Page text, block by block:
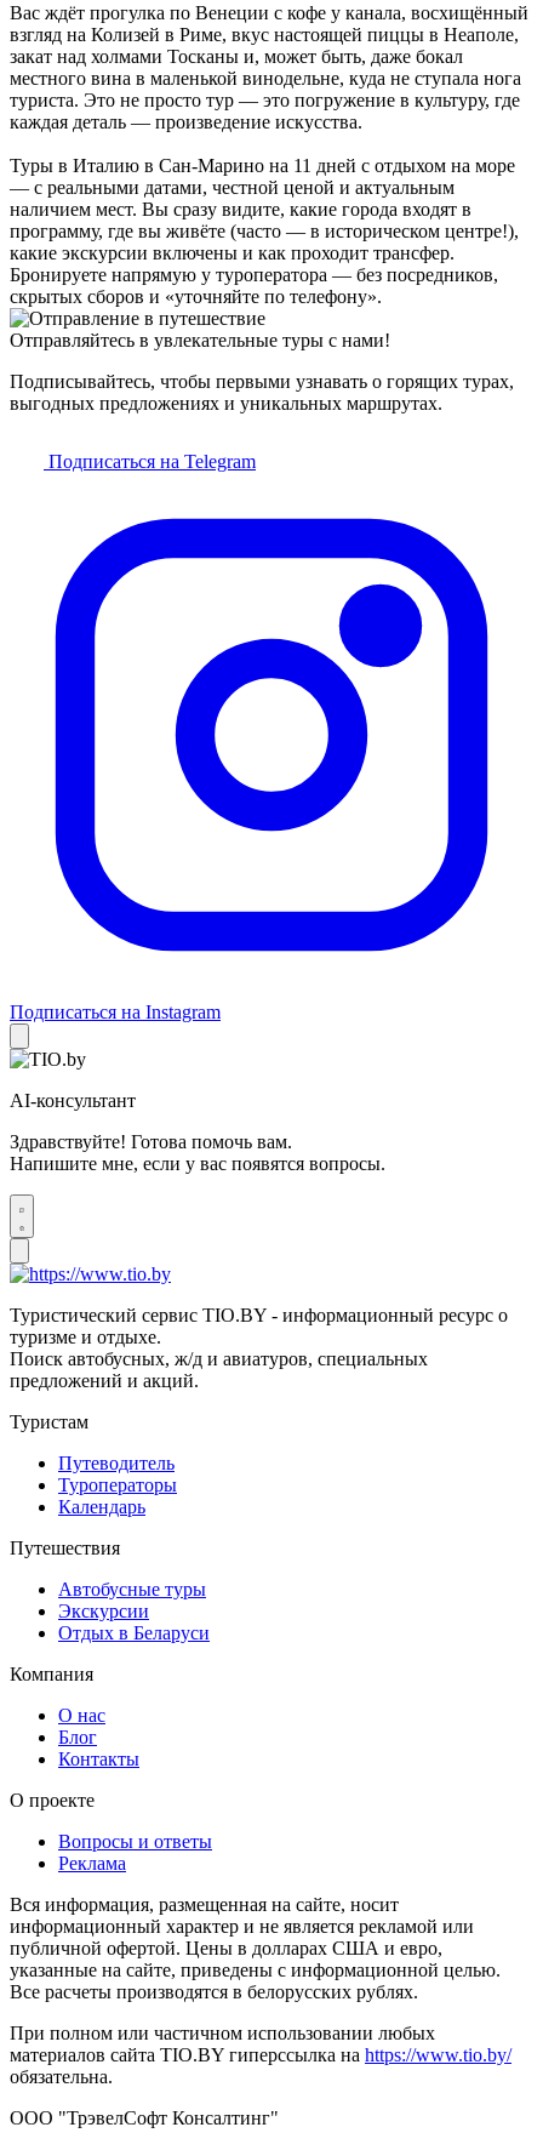
Вас ждёт прогулка по Венеции с кофе у канала, восхищённый
взгляд на Колизей в Риме, вкус настоящей пиццы в Неаполе,
закат над холмами Тосканы и, может быть, даже бокал
местного вина в маленькой винодельне, куда не ступала нога
туриста. Это не просто тур — это погружение в культуру, где
каждая деталь — произведение искусства.
Туры в Италию в Сан-Марино на 11 дней с отдыхом на море
— с реальными датами, честной ценой и актуальным
наличием мест. Вы сразу видите, какие города входят в
программу, где вы живёте (часто — в историческом центре!),
какие экскурсии включены и как проходит трансфер.
Бронируете напрямую у туроператора — без посредников,
скрытых сборов и «уточняйте по телефону».
Отправляйтесь в увлекательные туры с нами!
Подписывайтесь, чтобы первыми узнавать о горящих турах,
выгодных предложениях и уникальных маршрутах.
Подписаться на Telegram
Подписаться на Instagram
AI-консультант
Здравствуйте! Готова помочь вам.
Напишите мне, если у вас появятся вопросы.
Туристический сервис TIO.BY - информационный ресурс о
туризме и отдыхе.
Поиск автобусных, ж/д и авиатуров, специальных
предложений и акций.
Туристам
Путеводитель
Туроператоры
Календарь
Путешествия
Автобусные туры
Экскурсии
Отдых в Беларуси
Компания
О нас
Блог
Контакты
О проекте
Вопросы и ответы
Реклама
Вся информация, размещенная на сайте, носит
информационный характер и не является рекламой или
публичной офертой. Цены в долларах США и евро,
указанные на сайте, приведены с информационной целью.
Все расчеты производятся в белорусских рублях.
При полном или частичном использовании любых
материалов сайта TIO.BY гиперссылка на https://www.tio.by/
обязательна.
ООО "ТрэвелСофт Консалтинг"